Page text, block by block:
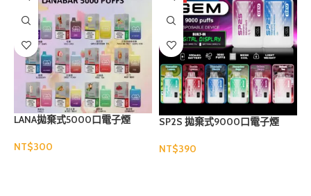
LANA拋棄式5000口電子煙
NT$
SP2S 拋棄式9000口電子煙
NT$